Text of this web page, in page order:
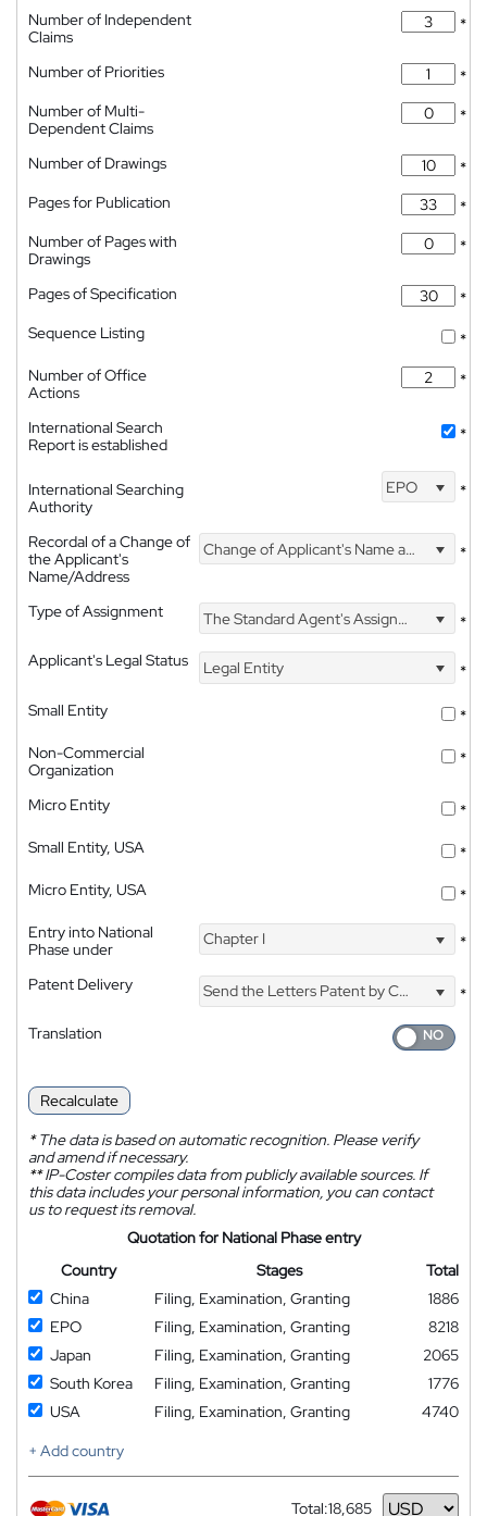
Number of Independent
Claims
*
Number of Priorities
*
Number of Multi-
Dependent Claims
*
Number of Drawings
*
Pages for Publication
*
Number of Pages with
Drawings
*
Pages of Specification
*
Sequence Listing
*
Number of Office
Actions
*
International Search
Report is established
*
International Searching
Authority
EPO *
Recordal of a Change of
the Applicant's
Name/Address
Change of Applicant's Name and Address *
Type of Assignment The Standard Agent's Assignment
*
Applicant's Legal Status
Legal Entity
*
Small Entity
*
Non-Commercial
Organization
*
Micro Entity
*
Small Entity, USA
*
Micro Entity, USA
*
Entry into National
Phase under
Chapter I *
Patent Delivery Send the Letters Patent by Courier
*
Translation
Recalculate
*The data is based on automatic recognition. Please verify
and amend if necessary.
**IP-Coster compiles data from publicly available sources. If
this data includes your personal information, you can contact
us to request its removal.
Quotation for National Phase entry
Country
Stages
Total
China
Filing, Examination, Granting
1886
EPO
Filing, Examination, Granting
8218
Japan
Filing, Examination, Granting
2065
South Korea
Filing, Examination, Granting
1776
USA
Filing, Examination, Granting
4740
+ Add country
Total:18,685